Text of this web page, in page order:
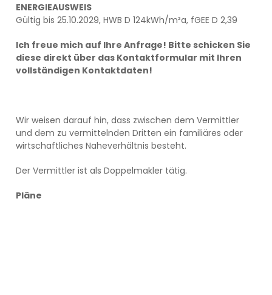
ENERGIEAUSWEIS
Gültig bis 25.10.2029, HWB D 124kWh/m²a, fGEE D 2,39
Ich freue mich auf Ihre Anfrage! Bitte schicken Sie
diese direkt über das Kontaktformular mit Ihren
vollständigen Kontaktdaten!
Wir weisen darauf hin, dass zwischen dem Vermittler
und dem zu vermittelnden Dritten ein familiäres oder
wirtschaftliches Naheverhältnis besteht.
Der Vermittler ist als Doppelmakler tätig.
Pläne